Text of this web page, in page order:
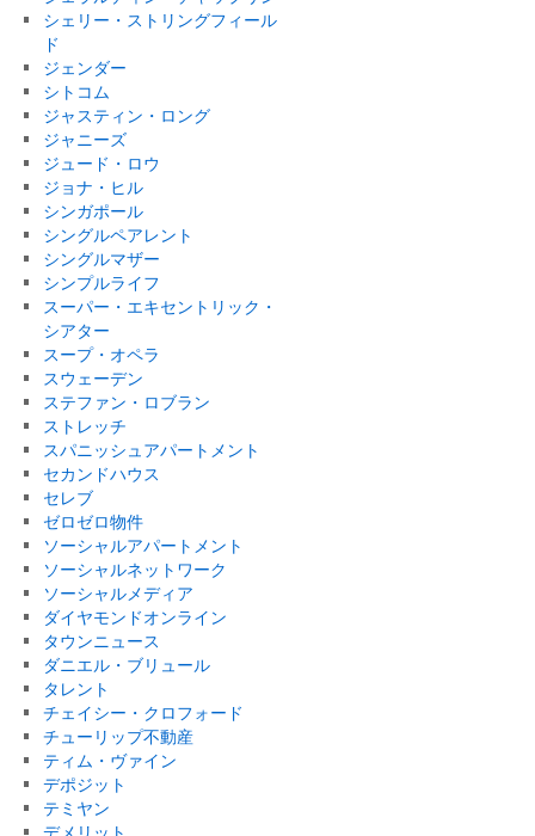
シェリー・ストリングフィール
ド
ジェンダー
シトコム
ジャスティン・ロング
ジャニーズ
ジュード・ロウ
ジョナ・ヒル
シンガポール
シングルペアレント
シングルマザー
シンプルライフ
スーパー・エキセントリック・
シアター
スープ・オペラ
スウェーデン
ステファン・ロブラン
ストレッチ
スパニッシュアパートメント
セカンドハウス
セレブ
ゼロゼロ物件
ソーシャルアパートメント
ソーシャルネットワーク
ソーシャルメディア
ダイヤモンドオンライン
タウンニュース
ダニエル・ブリュール
タレント
チェイシー・クロフォード
チューリップ不動産
ティム・ヴァイン
デポジット
テミヤン